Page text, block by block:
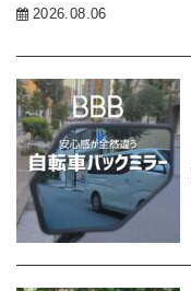
2026.08.06